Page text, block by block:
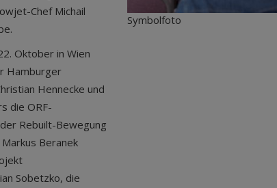
Chef Michail
Oktober in Wien
Hamburger
Hennecke und
die ORF-
Rebuilt-Bewegung
Beranek
Sobetzko, die
Symbolfoto